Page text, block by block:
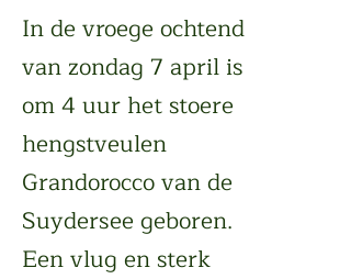
In de vroege ochtend
van zondag 7 april is
om 4 uur het stoere
hengstveulen
Grandorocco van de
Suydersee geboren.
Een vlug en sterk